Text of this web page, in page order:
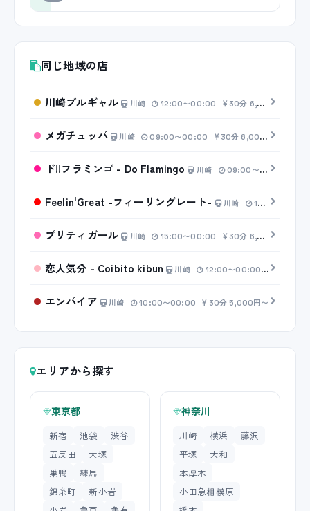
同じ地域の店
川崎ブルギャル 川崎 12:00〜00:00 30分 6,000円〜
メガチュッパ 川崎 09:00〜00:00 30分 6,000円〜
ド!!フラミンゴ - Do Flamingo 川崎 09:00〜00:00
Feelin'Great -フィーリングレート- 川崎 12:00〜00:00
プリティガール 川崎 15:00〜00:00 30分 6,000円〜
恋人気分 - Coibito kibun 川崎 12:00〜00:00 30分
エンパイア 川崎 10:00〜00:00 30分 5,000円〜
エリアから探す
東京都
新宿 池袋
渋谷
五反田
大塚
巣鴨
練馬
錦糸町
新小岩
神奈川
川崎 横浜
藤沢
平塚
大和
本厚木
小田急相模原